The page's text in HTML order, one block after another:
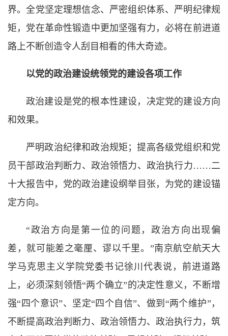
界。全党坚定理想信念、严密组织体系、严明纪律规
矩，党在革命性锻造中更加坚强有力，必将在前进道
路上不断创造令人刮目相看的伟大奇迹。
以党的政治建设统领党的建设各项工作
政治建设是党的根本性建设，决定党的建设方向
和效果。
严明政治纪律和政治规矩；提高各级党组织和党
员干部政治判断力、政治领悟力、政治执行力……二
十大报告中，党的政治建设纲举目张，为党的建设锚
定方向。
“政治方向是第一位的问题，政治方向出现偏
差，就可能差之毫厘、谬以千里。”南京航空航天大
学马克思主义学院党委书记徐川代表说，前进道路
上，必须深刻领悟“两个确立”的决定性意义，不断增
强“四个意识”、坚定“四个自信”、做到“两个维护”，
不断提高政治判断力、政治领悟力、政治执行力，筑